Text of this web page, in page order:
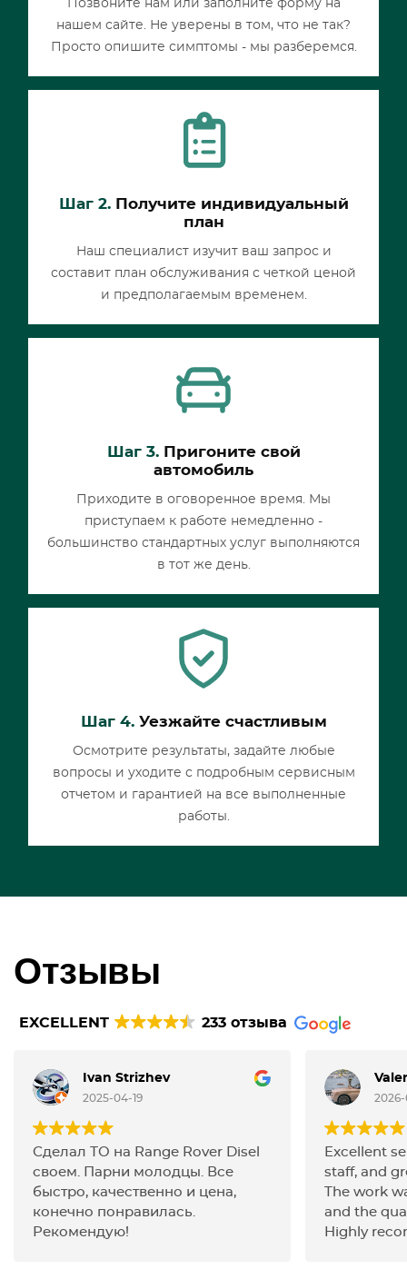
Позвоните нам или заполните форму на
нашем сайте. Не уверены в том, что не так?
Просто опишите симптомы - мы разберемся.
Шаг 2.Получите индивидуальный
план
Наш специалист изучит ваш запрос и
составит план обслуживания с четкой ценой
и предполагаемым временем.
Шаг 3.Пригоните свой
автомобиль
Приходите в оговоренное время. Мы
приступаем к работе немедленно -
большинство стандартных услуг выполняются
в тот же день.
Шаг 4.Уезжайте счастливым
Осмотрите результаты, задайте любые
вопросы и уходите с подробным сервисным
отчетом и гарантией на все выполненные
работы.
Отзывы
EXCELLENT 233 отзыва
Ivan Strizhev
2025-04-19
Сделал ТО на Range Rover Disel
своем. Парни молодцы. Все
быстро, качественно и цена,
конечно понравилась.
Рекомендую!
Excellent
staff, and
The work
and the
Highly